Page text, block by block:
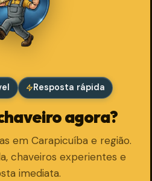
Resposta rápida
agora?
em Carapicuíba e região.
chaveiros experientes e
imediata.